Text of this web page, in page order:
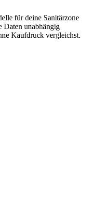
für deine Sanitärzone
Daten unabhängig
Kaufdruck vergleichst.